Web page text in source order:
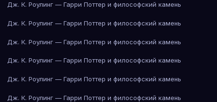
Дж. К. Роулинг — Гарри Поттер и философский камень
Дж. К. Роулинг — Гарри Поттер и философский камень
Дж. К. Роулинг — Гарри Поттер и философский камень
Дж. К. Роулинг — Гарри Поттер и философский камень
Дж. К. Роулинг — Гарри Поттер и философский камень
Дж. К. Роулинг — Гарри Поттер и философский камень